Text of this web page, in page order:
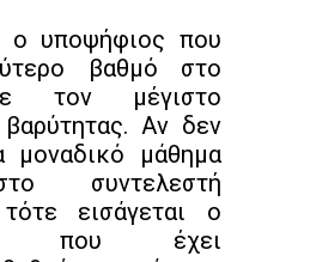
ο υποψήφιος που
βαθμό στο
τον μέγιστο
Αν δεν
μοναδικό μάθημα
συντελεστή
εισάγεται ο
που έχει